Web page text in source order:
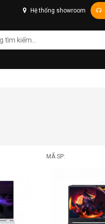
Hệ thống showroom
MÃ SP: